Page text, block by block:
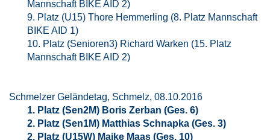
Mannschaft BIKE AID 2)
9. Platz (U15) Thore Hemmerling (8. Platz Mannschaft
BIKE AID 1)
10. Platz (Senioren3) Richard Warken (15. Platz
Mannschaft BIKE AID 2)
Schmelzer Geländetag, Schmelz, 08.10.2016
1. Platz (Sen2M) Boris Zerban (Ges. 6)
2. Platz (Sen1M) Matthias Schnapka (Ges. 3)
2. Platz (U15W) Maike Maas (Ges. 10)